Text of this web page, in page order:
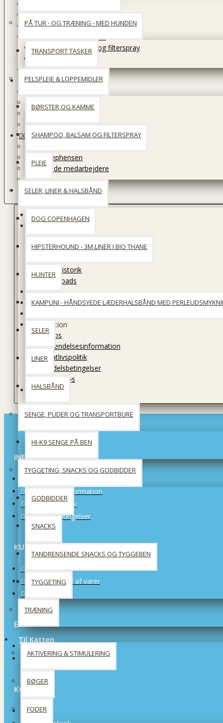
PÅ TUR - OG TRÆNING - MED HUNDEN
TRANSPORT TASKER
PELSPLEJE & LOPPEMIDLER
BØRSTER OG KAMME
SHAMPOO, BALSAM OG FILTERSPRAY
PLEJE
SELER, LINER & HALSBÅND
DOG COPENHAGEN
HIPSTERHOUND - 3M LINER I BIO THANE
HUNTER
KAMPUNI - HÅNDSYEDE LÆDERHALSBÅND MED
SELER
LINER
HALSBÅND
SENGE, PUDER OG TRANSPORTBURE
HI-K9 SENGE PÅ BEN
TYGGETING, SNACKS OG GODBIDDER
GODBIDDER
SNACKS
TANDRENSENDE SNACKS OG TYGGEBEN
TYGGETING
TRÆNING
Til Katten
AKTIVERING & STIMULERING
BØGER
FODER
På tur med katten
Shampoo, balsam og filterspray
Adfærdsrådgivning
Konsultationer
Om
Julie Stephensen
Firbenede medarbejdere
Kontakt & Åbningstider
Tilbud
Adgangskode
Ordrehistorik
Downloads
Til kassen
Information
Om os
Forsendelsesinformation
Privatlivspolitik
Handelsbetingelser
Kontakt os
Blog
INFORMATION
Forsendelsinformation
Privatlivspolitik
Handelsbetingelser
KUNDESERVICE
Returneringer af varer
EKSTRA
Tilbud
KONTO
Konto